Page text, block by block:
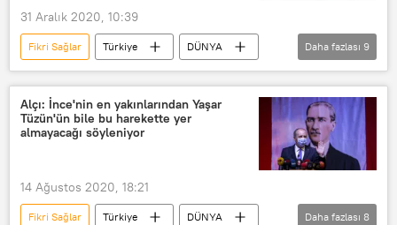
31 Aralık 2020, 10:39
Fikri Sağlar Türkiye
DÜNYA
Haberler
AK Parti
Ömer Çelik
CHP
baş örtüsü
Mahir Ünal
Daha fazlası 9
Alçı: İnce'nin en yakınlarından Yaşar
Tüzün'ün bile bu harekette yer
almayacağı söyleniyor
14 Ağustos 2020, 18:21
Fikri Sağlar Türkiye
DÜNYA
Daha fazlası 8